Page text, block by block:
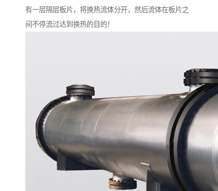
有一层隔层板片，将换热流体分开，然后流体在板片之
间不停流过达到换热的目的！